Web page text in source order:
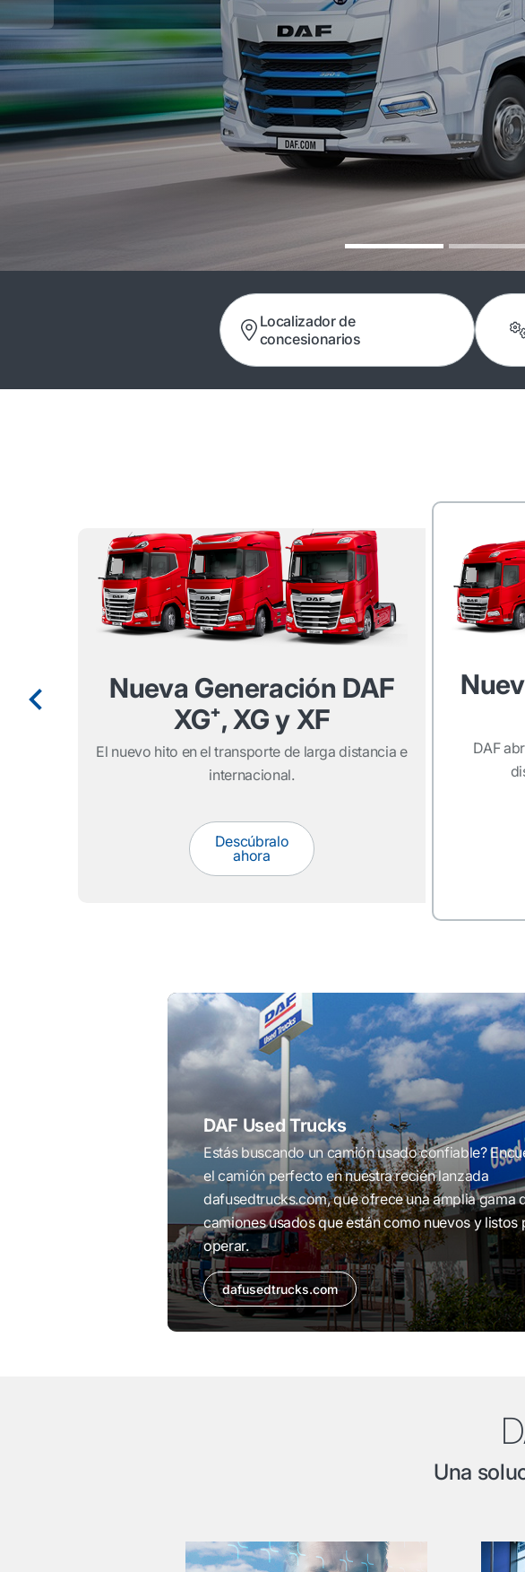
Localizador de
concesionarios
Nueva Generación DAF
XG⁺, XG y XF
El nuevo hito en el transporte de larga distancia e
internacional.
Descúbralo
ahora
DAF
DAF Used Trucks
Estás buscando un camión usado confiable?
el camión perfecto en nuestra recién lanzada
dafusedtrucks.com, que ofrece una amplia gama
camiones usados que están como nuevos y listos
operar.
dafusedtrucks.com
Una